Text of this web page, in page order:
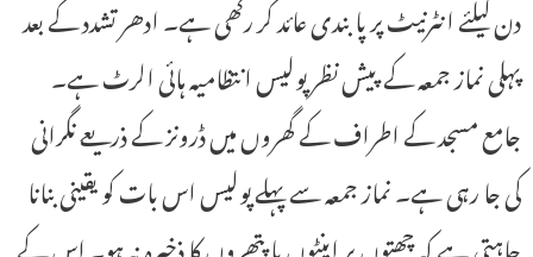
دن کیلئے انٹرنیٹ پر پابندی عائد کر رکھی ہے۔ ادھر تشدد کے بعد
پہلی نماز جمعہ کے پیش نظر پولیس انتظامیہ ہائی الرٹ ہے۔
جامع مسجد کے اطراف کے گھروں میں ڈرونز کے ذریعے نگرانی
کی جا رہی ہے۔ نماز جمعہ سے پہلے پولیس اس بات کو یقینی بنانا